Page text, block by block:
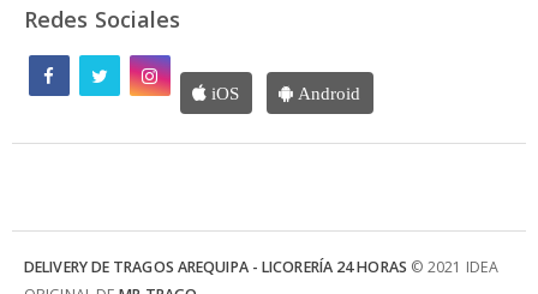
Redes Sociales
iOS Android
DELIVERY DE TRAGOS AREQUIPA - LICORERÍA 24 HORAS © 2021 IDEA